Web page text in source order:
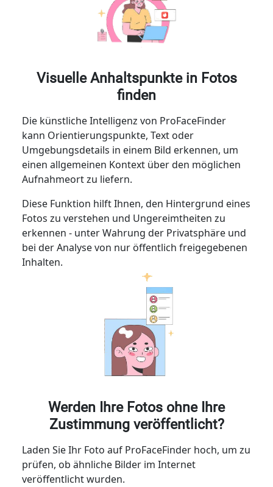
Visuelle Anhaltspunkte in Fotos
finden
Die künstliche Intelligenz von ProFaceFinder
kann Orientierungspunkte, Text oder
Umgebungsdetails in einem Bild erkennen, um
einen allgemeinen Kontext über den möglichen
Aufnahmeort zu liefern.
Diese Funktion hilft Ihnen, den Hintergrund eines
Fotos zu verstehen und Ungereimtheiten zu
erkennen - unter Wahrung der Privatsphäre und
bei der Analyse von nur öffentlich freigegebenen
Inhalten.
Werden Ihre Fotos ohne Ihre
Zustimmung veröffentlicht?
Laden Sie Ihr Foto auf ProFaceFinder hoch, um zu
prüfen, ob ähnliche Bilder im Internet
veröffentlicht wurden.